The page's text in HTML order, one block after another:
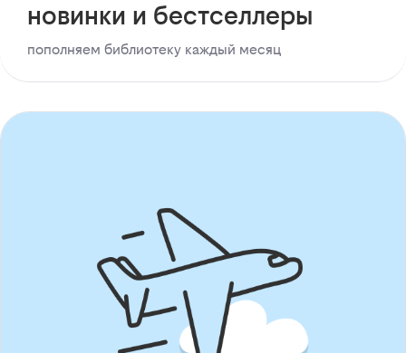
новинки и бестселлеры
пополняем библиотеку каждый месяц